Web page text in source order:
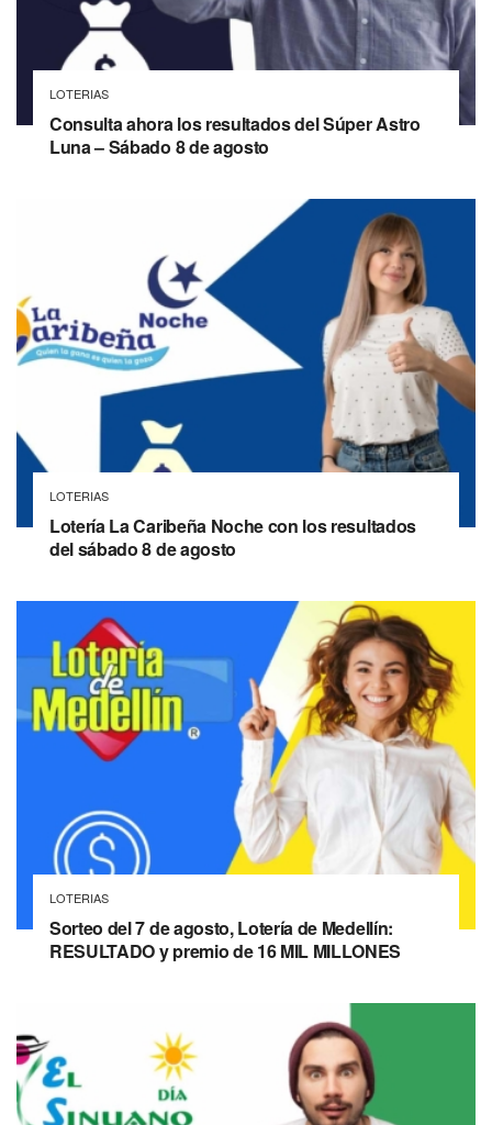
LOTERIAS
Consulta ahora los resultados del Súper Astro
Luna – Sábado 8 de agosto
LOTERIAS
Lotería La Caribeña Noche con los resultados
del sábado 8 de agosto
LOTERIAS
Sorteo del 7 de agosto, Lotería de Medellín:
RESULTADO y premio de 16 MIL MILLONES